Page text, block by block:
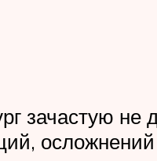
зачастую не